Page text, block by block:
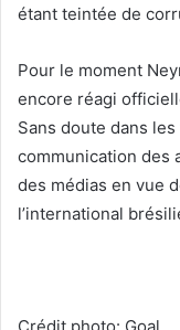
étant teintée de
Pour le moment
encore réagi
Sans doute dans
communication des
des médias en vue
l’international